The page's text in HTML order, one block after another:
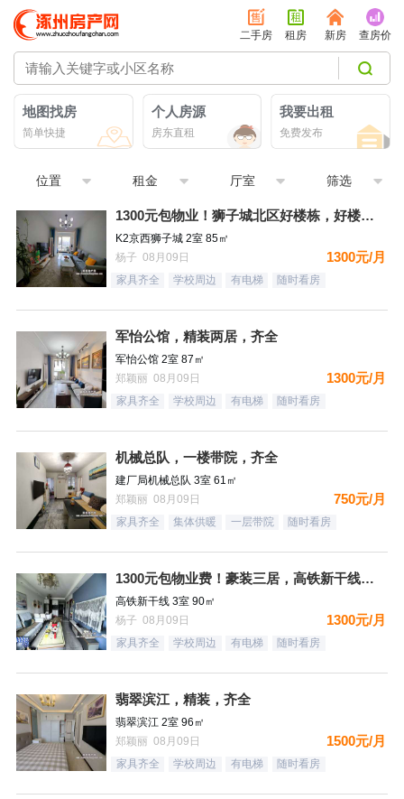
二手房 租房 新房 查房价
地图找房
简单快捷
个人房源
房东直租
我要出租
免费发布
位置 租金 厅室 筛选
1300元包物业！狮子城北区好楼栋，好楼层，精装自住标准，很
K2京西狮子城 2室 85㎡
杨子 08月09日
1300元/月
家具齐全 学校周边 有电梯 随时看房
军怡公馆，精装两居，齐全
军怡公馆 2室 87㎡
郑颖丽 08月09日
1300元/月
家具齐全 学校周边 有电梯 随时看房
机械总队，一楼带院，齐全
建厂局机械总队 3室 61㎡
郑颖丽 08月09日
750元/月
家具齐全 集体供暖 一层带院 随时看房
1300元包物业费！豪装三居，高铁新干线，南向，采光好，家具
高铁新干线 3室 90㎡
杨子 08月09日
1300元/月
家具齐全 学校周边 有电梯 随时看房
翡翠滨江，精装，齐全
翡翠滨江 2室 96㎡
郑颖丽 08月09日
1500元/月
家具齐全 学校周边 有电梯 随时看房